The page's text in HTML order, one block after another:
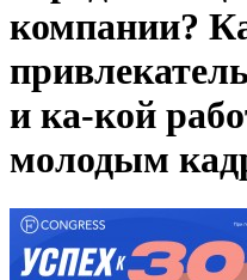
компании?
и ка-кой
молодым